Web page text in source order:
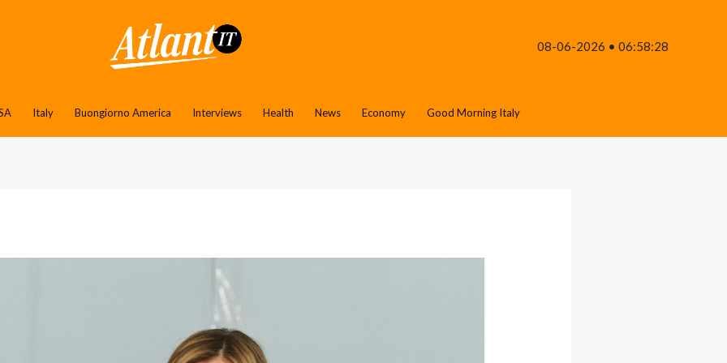
08-06-2026 • 06:58:28
Italy Buongiorno America Interviews Health News Economy Good Morning Italy